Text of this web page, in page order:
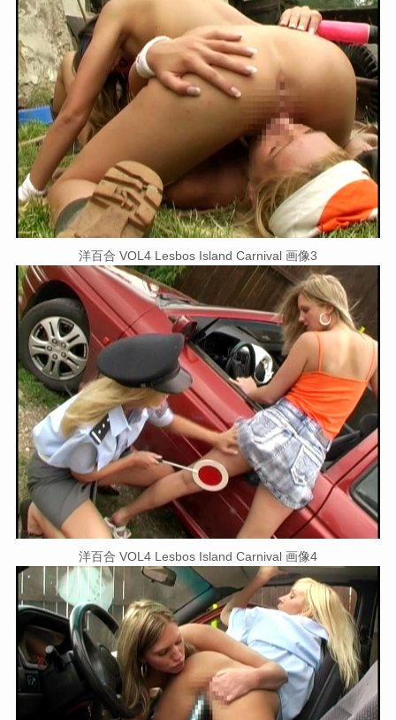
洋百合 VOL4 Lesbos Island Carnival 画像3
洋百合 VOL4 Lesbos Island Carnival 画像4